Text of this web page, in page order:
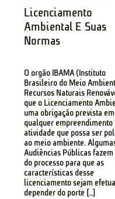
Licenciamento
Ambiental E Suas
Normas
O órgão IBAMA (Instituto
Brasileiro do Meio
Recursos Naturais
que o Licenciamento
uma obrigação prevista
qualquer empreendimento
atividade que possa ser
ao meio ambiente.
Audiências Públicas
do processo para que as
características desse
licenciamento sejam
depender do porte […]